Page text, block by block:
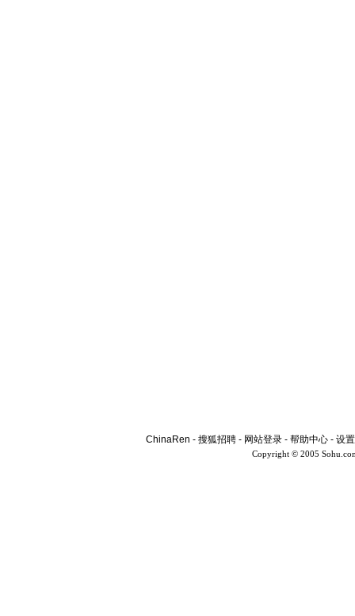
ChinaRen - 搜狐招聘 - 网站登录 - 帮助中心 - 设
Copyright © 2005